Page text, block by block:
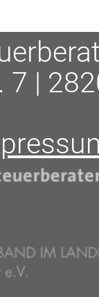
7 |